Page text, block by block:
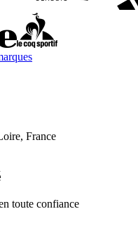
France
toute confiance